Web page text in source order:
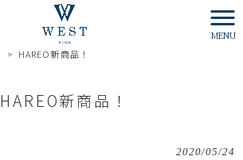
MENU
> HAREO新商品！
HAREO新商品！
2020/05/24